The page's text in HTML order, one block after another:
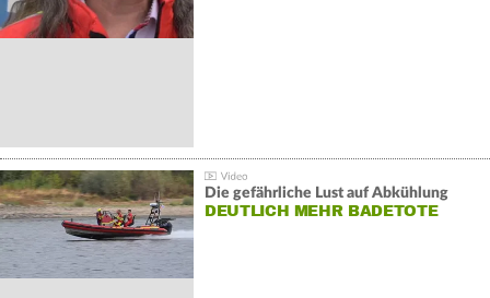
Die gefährliche Lust auf Abkühlung
DEUTLICH MEHR BADETOTE